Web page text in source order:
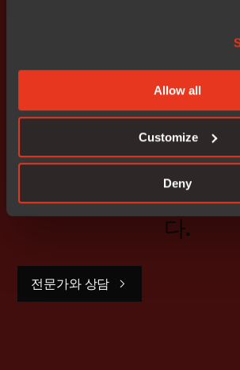
Allow all
Customize
Deny
Embedded
언어 전환 없이 메모리 안전 C/C++
지금 시작하세
전 세계 영업팀이 안
다.
전문가와 상담